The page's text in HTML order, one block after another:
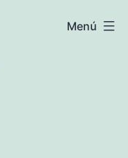
Menú